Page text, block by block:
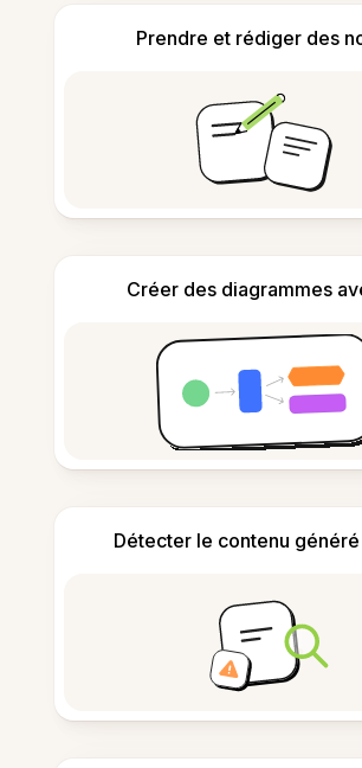
Prendre et rédiger des
Créer des diagrammes
Détecter le contenu